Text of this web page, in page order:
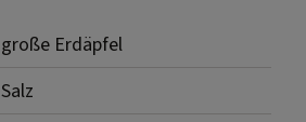
große Erdäpfel
Salz